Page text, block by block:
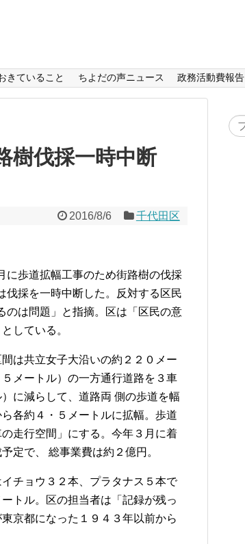
きていること ちよだの声ニュース 政務活動費報告
樹伐採一時中断
2016/8/6 千代田区
歩道拡幅工事のため街路樹の伐採
伐採を一時中断した。反対する区民
のは問題」と指摘。区は 「区民の意
している。
は共立女子大沿いの約２２０メー
５メートル）の一方通行道路を３車
に減らして、道路両 側の歩道を幅
各約４・５メートルに拡幅。歩道
の走行空間」にする。今年３月に着
定で、 総事業費は約２億円。
チョウ３２本、プラタナス５本で
トル。区の担当者は「記録が残っ
京都になった１９４３年以前から